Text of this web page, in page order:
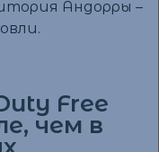
Андорры –
Free
чем в